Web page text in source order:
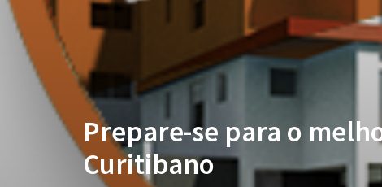
Prepare-se para o
Curitibano